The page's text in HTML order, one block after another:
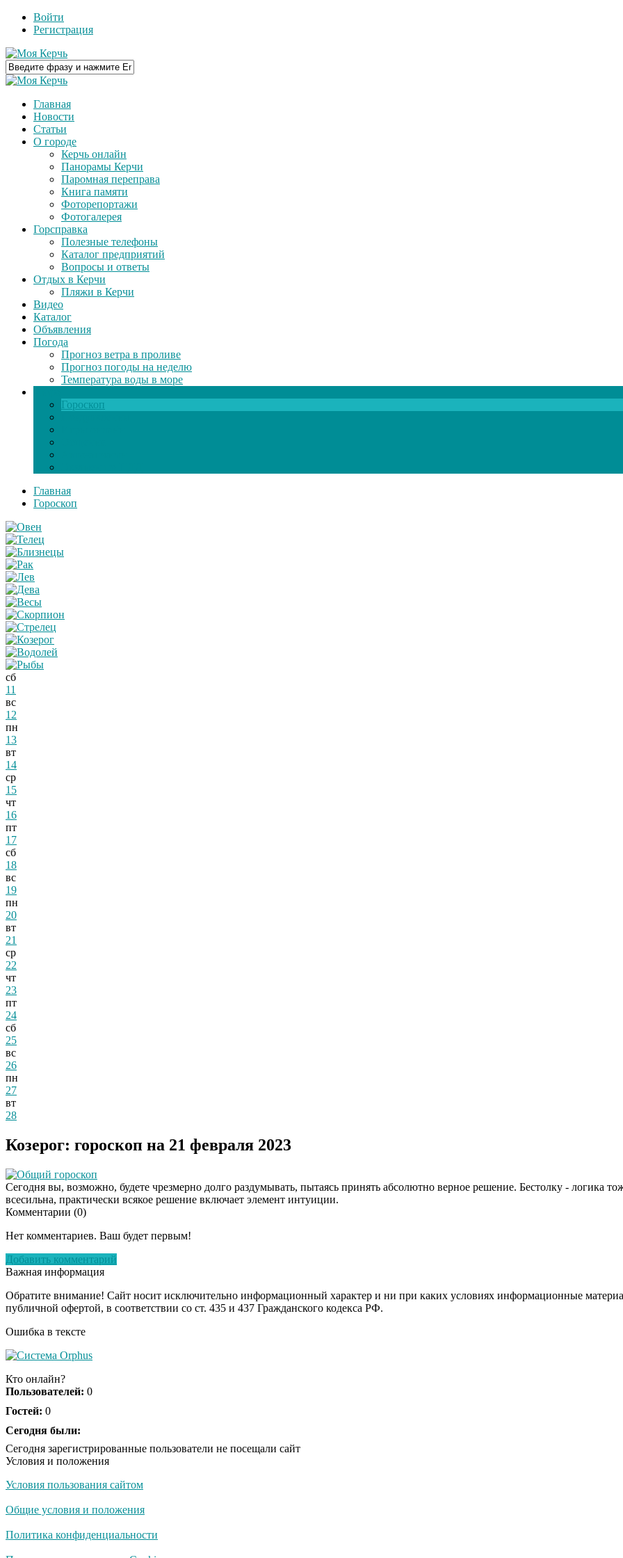
Войти
Регистрация
Главная
Новости
Статьи
О городе
Керчь онлайн
Панорамы Керчи
Паромная переправа
Книга памяти
Фоторепортажи
Фотогалерея
Горсправка
Полезные телефоны
Каталог предприятий
Вопросы и ответы
Отдых в Керчи
Пляжи в Керчи
Видео
Каталог
Объявления
Погода
Прогноз ветра в проливе
Прогноз погоды на неделю
Температура воды в море
Гороскоп
Главная
Гороскоп
сб
11
вс
12
пн
13
вт
14
ср
15
чт
16
пт
17
сб
18
вс
19
пн
20
вт
21
ср
22
чт
23
пт
24
сб
25
вс
26
пн
27
вт
28
Козерог: гороскоп на 21 февраля 2023
Общий гороскоп
Сегодня вы, возможно, будете чрезмерно долго раздумывать, пытаясь принять абсолютно верное решение. Бестолку - логика
всесильна, практически всякое решение включает элемент интуиции.
Комментарии (0)
Нет комментариев. Ваш будет первым!
Добавить комментарий
Важная информация
Обратите внимание! Сайт носит исключительно информационный характер и ни при каких условиях информационные
публичной офертой, в соответствии со ст. 435 и 437 Гражданского кодекса РФ.
Ошибка в тексте
Кто онлайн?
Пользователей: 0
Гостей: 0
Сегодня были:
Сегодня зарегистрированные пользователи не посещали сайт
Условия и положения
Условия пользования сайтом
Общие условия и положения
Политика конфиденциальности